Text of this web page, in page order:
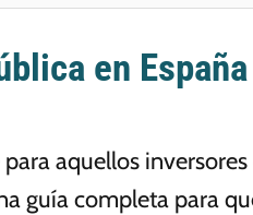
en
aquellos
guía completa para